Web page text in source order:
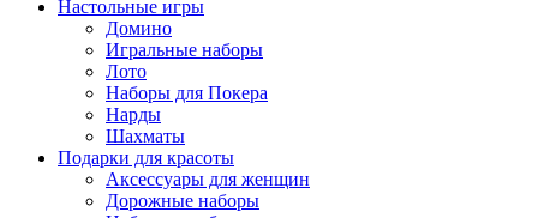
Настольные игры
Домино
Игральные наборы
Лото
Наборы для Покера
Нарды
Шахматы
Подарки для красоты
Аксессуары для женщин
Дорожные наборы